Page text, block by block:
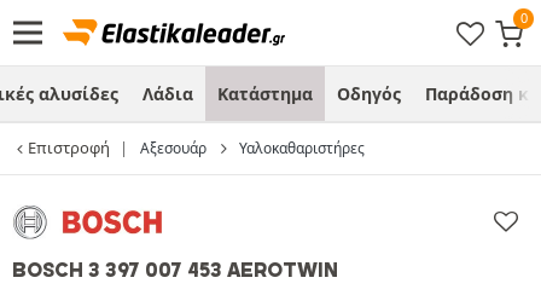
αλυσίδες Λάδια Κατάστημα Οδηγός Παράδοση
Επιστροφή Αξεσουάρ Υαλοκαθαριστήρες
BOSCH 3 397 007 453 AEROTWIN